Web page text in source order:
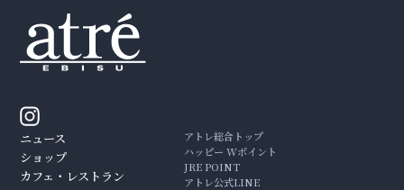
ニュース
ショップ
カフェ・レストラン
アトレ総合トップ
ハッピー Wポイント
JRE POINT
アトレ公式LINE